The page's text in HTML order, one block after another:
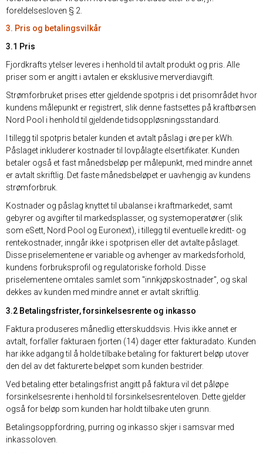
foreldelsesloven § 2.
3. Pris og betalingsvilkår
3.1 Pris
Fjordkrafts ytelser leveres i henhold til avtalt produkt og pris. Alle
priser som er angitt i avtalen er eksklusive merverdiavgift.
Strømforbruket prises etter gjeldende spotpris i det prisområdet hvor
kundens målepunkt er registrert, slik denne fastsettes på kraftbørsen
Nord Pool i henhold til gjeldende tidsoppløsningsstandard.
I tillegg til spotpris betaler kunden et avtalt påslag i øre per kWh.
Påslaget inkluderer kostnader til lovpålagte elsertifikater. Kunden
betaler også et fast månedsbeløp per målepunkt, med mindre annet
er avtalt skriftlig. Det faste månedsbeløpet er uavhengig av kundens
strømforbruk.
Kostnader og påslag knyttet til ubalanse i kraftmarkedet, samt
gebyrer og avgifter til markedsplasser, og systemoperatører (slik
som eSett, Nord Pool og Euronext), i tillegg til eventuelle kreditt- og
rentekostnader, inngår ikke i spotprisen eller det avtalte påslaget.
Disse priselementene er variable og avhenger av markedsforhold,
kundens forbruksprofil og regulatoriske forhold. Disse
priselementene omtales samlet som "innkjøpskostnader", og skal
dekkes av kunden med mindre annet er avtalt skriftlig.
3.2 Betalingsfrister, forsinkelsesrente og inkasso
Faktura produseres månedlig etterskuddsvis. Hvis ikke annet er
avtalt, forfaller fakturaen fjorten (14) dager etter fakturadato. Kunden
har ikke adgang til å holde tilbake betaling for fakturert beløp utover
den del av det fakturerte beløpet som kunden bestrider.
Ved betaling etter betalingsfrist angitt på faktura vil det påløpe
forsinkelsesrente i henhold til forsinkelsesrenteloven. Dette gjelder
også for beløp som kunden har holdt tilbake uten grunn.
Betalingsoppfordring, purring og inkasso skjer i samsvar med
inkassoloven.